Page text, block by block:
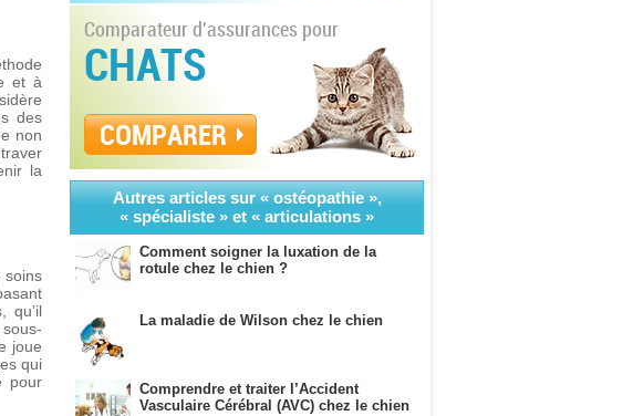
et à
des
non
la
soins
qu’il
joue
qui
pour
Comparateur d'assurances pour
CHATS
COMPARER
Autres articles sur « ostéopathie »,
« spécialiste » et « articulations »
Comment soigner la luxation de la
rotule chez le chien ?
La maladie de Wilson chez le chien
Comprendre et traiter l’Accident
Vasculaire Cérébral (AVC) chez le chien